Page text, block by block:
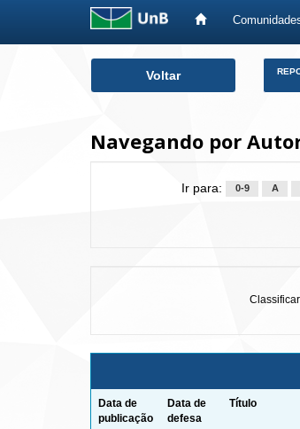
Voltar
Navegando por
Ir para: 0-9 A
Data de
publicação
Data de
defesa
Título